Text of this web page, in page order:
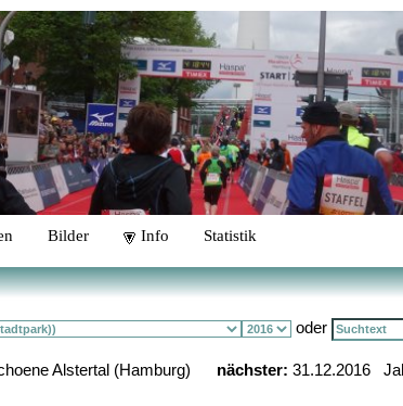
Bilder Info Statistik
oder
Alstertal (Hamburg) nächster: 31.12.2016